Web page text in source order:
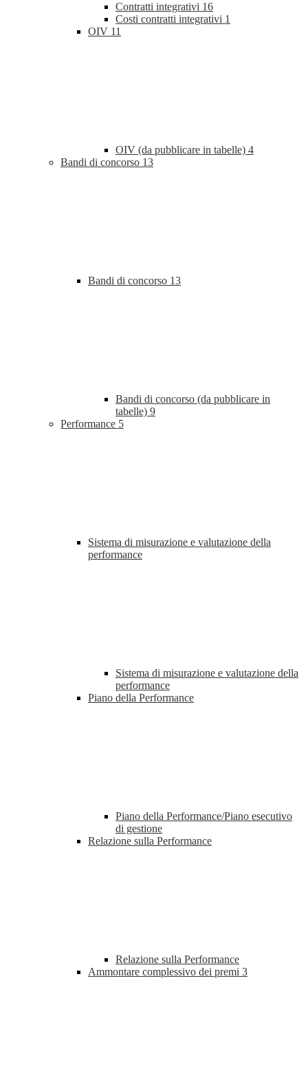
Contratti integrativi 16
Costi contratti integrativi 1
OIV 11
OIV (da pubblicare in tabelle) 4
Bandi di concorso 13
Bandi di concorso 13
Bandi di concorso (da pubblicare in
tabelle) 9
Performance 5
Sistema di misurazione e valutazione della
performance
Sistema di misurazione e valutazione della
performance
Piano della Performance
Piano della Performance/Piano esecutivo
di gestione
Relazione sulla Performance
Relazione sulla Performance
Ammontare complessivo dei premi 3